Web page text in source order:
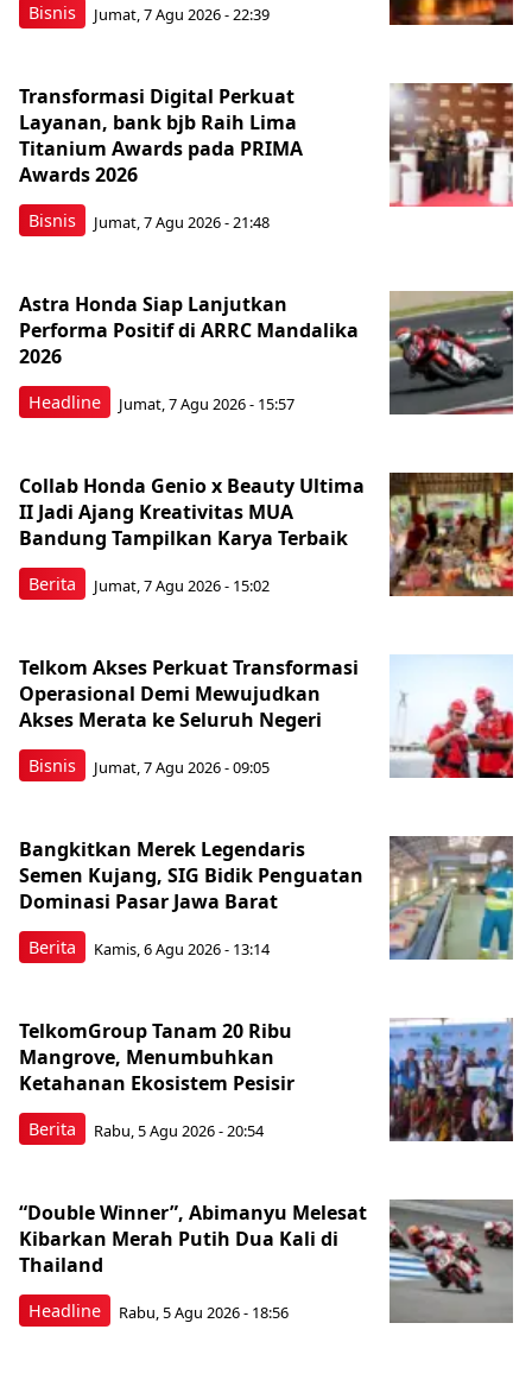
Bisnis Jumat, 7 Agu 2026 - 22:39
Bisnis
Transformasi Digital Perkuat
Layanan, bank bjb Raih Lima
Titanium Awards pada PRIMA
Awards 2026
Jumat, 7 Agu 2026 - 21:48
Headline
Astra Honda Siap Lanjutkan
Performa Positif di ARRC Mandalika
2026
Jumat, 7 Agu 2026 - 15:57
Berita
Collab Honda Genio x Beauty Ultima
II Jadi Ajang Kreativitas MUA
Bandung Tampilkan Karya Terbaik
Jumat, 7 Agu 2026 - 15:02
Bisnis
Telkom Akses Perkuat Transformasi
Operasional Demi Mewujudkan
Akses Merata ke Seluruh Negeri
Jumat, 7 Agu 2026 - 09:05
Berita
Bangkitkan Merek Legendaris
Semen Kujang, SIG Bidik Penguatan
Dominasi Pasar Jawa Barat
Kamis, 6 Agu 2026 - 13:14
Berita
TelkomGroup Tanam 20 Ribu
Mangrove, Menumbuhkan
Ketahanan Ekosistem Pesisir
Rabu, 5 Agu 2026 - 20:54
Headline
“Double Winner”, Abimanyu Melesat
Kibarkan Merah Putih Dua Kali di
Thailand
Rabu, 5 Agu 2026 - 18:56